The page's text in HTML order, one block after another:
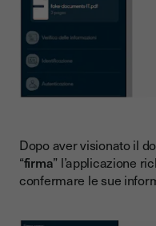
Dopo aver visionato il
“firma” l’applicazione
confermare le sue